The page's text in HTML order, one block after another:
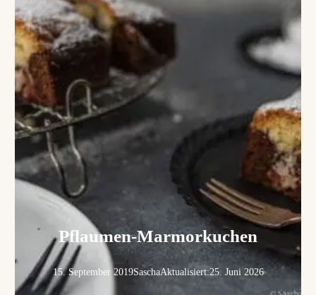
Pflaumen-Marmorkuchen
15. September 2019SaschaAktualisiert:25. Juni 2026